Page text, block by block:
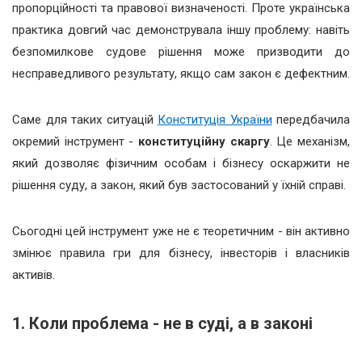
пропорційності та правової визначеності. Проте українська
практика довгий час демонструвала іншу проблему: навіть
безпомилкове судове рішення може призводити до
несправедливого результату, якщо сам закон є дефектним.
Саме для таких ситуацій Конституція України передбачила
окремий інструмент - конституційну скаргу. Це механізм,
який дозволяє фізичним особам і бізнесу оскаржити не
рішення суду, а закон, який був застосований у їхній справі.
Сьогодні цей інструмент уже не є теоретичним - він активно
змінює правила гри для бізнесу, інвесторів і власників
активів.
1. Коли проблема - не в суді, а в законі